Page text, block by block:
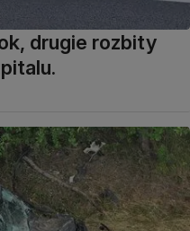
drugie rozbity